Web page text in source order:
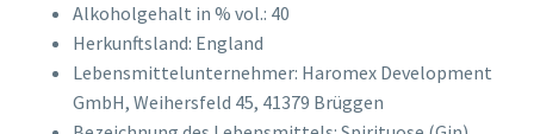
Alkoholgehalt in % vol.: 40
Herkunftsland: England
Lebensmittelunternehmer: Haromex Development
GmbH, Weihersfeld 45, 41379 Brüggen